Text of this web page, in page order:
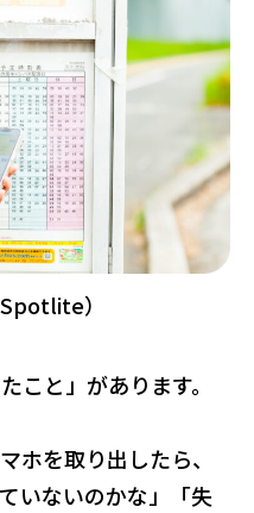
）
こと」があります。
ホを取り出したら、
いないのかな」「失